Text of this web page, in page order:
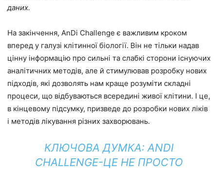
даних.
На закінчення, AnDi Challenge є важливим кроком
вперед у галузі клітинної біології. Він не тільки надав
цінну інформацію про сильні та слабкі сторони існуючих
аналітичних методів, але й стимулював розробку нових
підходів, які дозволять нам краще розуміти складні
процеси, що відбуваються всередині живої клітини. І це,
в кінцевому підсумку, призведе до розробки нових ліків
і методів лікування різних захворювань.
КЛЮЧОВА ДУМКА: ANDI
CHALLENGE-ЦЕ НЕ ПРОСТО